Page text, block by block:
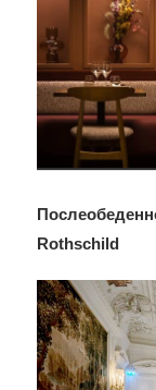
Rothschild